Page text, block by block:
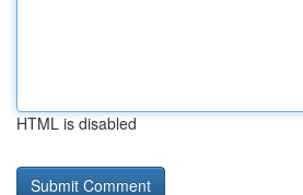
HTML is disabled